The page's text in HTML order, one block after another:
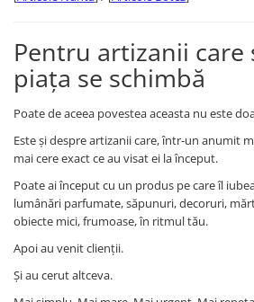
Pentru artizanii care
piața se schimbă
Poate de aceea povestea aceasta nu este
Este și despre artizanii care, într-un anumit
mai cere exact ce au visat ei la început.
Poate ai început cu un produs pe care îl
lumânări parfumate, săpunuri, decoruri,
obiecte mici, frumoase, în ritmul tău.
Apoi au venit clienții.
Și au cerut altceva.